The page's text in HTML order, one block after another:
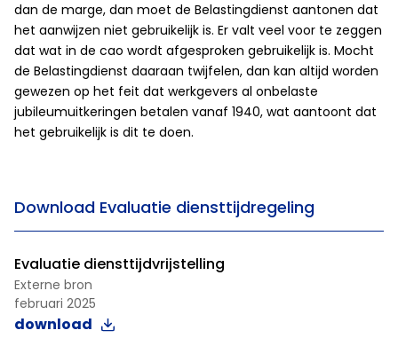
dan de marge, dan moet de Belastingdienst aantonen dat
het aanwijzen niet gebruikelijk is. Er valt veel voor te zeggen
dat wat in de cao wordt afgesproken gebruikelijk is. Mocht
de Belastingdienst daaraan twijfelen, dan kan altijd worden
gewezen op het feit dat werkgevers al onbelaste
jubileumuitkeringen betalen vanaf 1940, wat aantoont dat
het gebruikelijk is dit te doen.
Download Evaluatie diensttijdregeling
Evaluatie diensttijdvrijstelling
Externe bron
februari 2025
download